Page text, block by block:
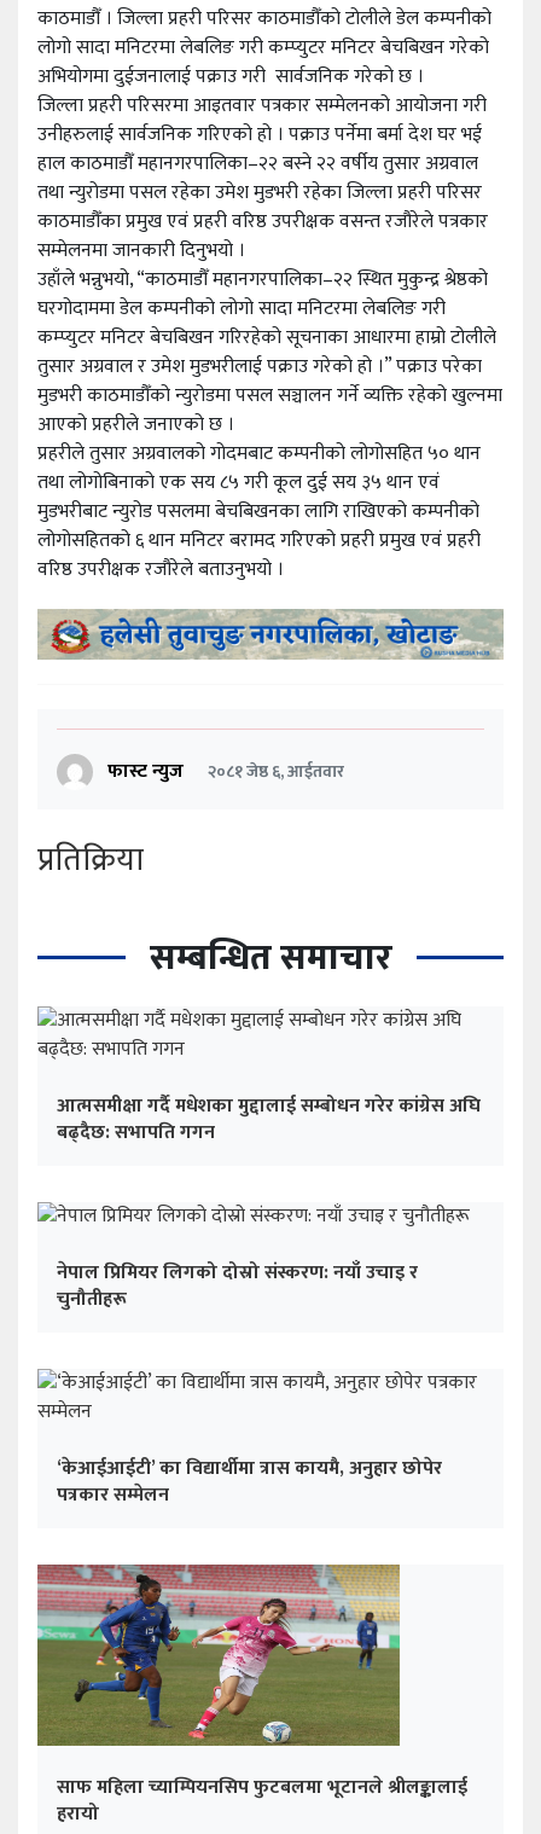
काठमाडौँ । जिल्ला प्रहरी परिसर काठमाडौँको टोलीले डेल कम्पनीको
लोगो सादा मनिटरमा लेबलिङ गरी कम्प्युटर मनिटर बेचबिखन गरेको
अभियोगमा दुईजनालाई पक्राउ गरी सार्वजनिक गरेको छ ।
जिल्ला प्रहरी परिसरमा आइतवार पत्रकार सम्मेलनको आयोजना गरी
उनीहरुलाई सार्वजनिक गरिएको हो । पक्राउ पर्नेमा बर्मा देश घर भई
हाल काठमाडौँ महानगरपालिका–२२ बस्ने २२ वर्षीय तुसार अग्रवाल
तथा न्युरोडमा पसल रहेका उमेश मुडभरी रहेका जिल्ला प्रहरी परिसर
काठमाडौँका प्रमुख एवं प्रहरी वरिष्ठ उपरीक्षक वसन्त रजौरेले पत्रकार
सम्मेलनमा जानकारी दिनुभयो ।
उहाँले भन्नुभयो, “काठमाडौँ महानगरपालिका–२२ स्थित मुकुन्द्र श्रेष्ठको
घरगोदाममा डेल कम्पनीको लोगो सादा मनिटरमा लेबलिङ गरी
कम्प्युटर मनिटर बेचबिखन गरिरहेको सूचनाका आधारमा हाम्रो टोलीले
तुसार अग्रवाल र उमेश मुडभरीलाई पक्राउ गरेको हो ।” पक्राउ परेका
मुडभरी काठमाडौँको न्युरोडमा पसल सञ्चालन गर्ने व्यक्ति रहेको खुल्नमा
आएको प्रहरीले जनाएको छ ।
प्रहरीले तुसार अग्रवालको गोदमबाट कम्पनीको लोगोसहित ५० थान
तथा लोगोबिनाको एक सय ८५ गरी कूल दुई सय ३५ थान एवं
मुडभरीबाट न्युरोड पसलमा बेचबिखनका लागि राखिएको कम्पनीको
लोगोसहितको ६ थान मनिटर बरामद गरिएको प्रहरी प्रमुख एवं प्रहरी
वरिष्ठ उपरीक्षक रजौरेले बताउनुभयो ।
फास्ट न्युज २०८१ जेष्ठ ६, आईतवार
प्रतिक्रिया
सम्बन्धित समाचार
आत्मसमीक्षा गर्दै मधेशका मुद्दालाई सम्बोधन गरेर कांग्रेस अघि
बढ्दैछ: सभापति गगन
नेपाल प्रिमियर लिगको दोस्रो संस्करण: नयाँ उचाइ र
चुनौतीहरू
‘केआईआईटी’ का विद्यार्थीमा त्रास कायमै, अनुहार छोपेर
पत्रकार सम्मेलन
साफ महिला च्याम्पियनसिप फुटबलमा भूटानले श्रीलङ्कालाई
हरायो